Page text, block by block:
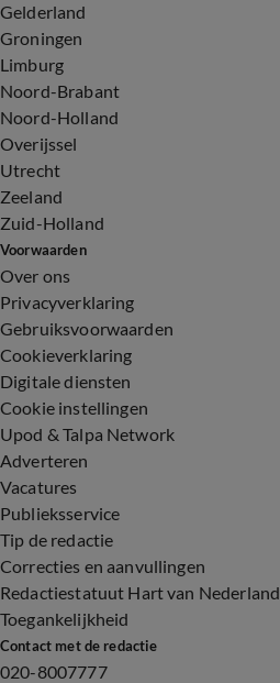
Gelderland
Groningen
Limburg
Noord-Brabant
Noord-Holland
Overijssel
Utrecht
Zeeland
Zuid-Holland
Voorwaarden
Over ons
Privacyverklaring
Gebruiksvoorwaarden
Cookieverklaring
Digitale diensten
Cookie instellingen
Upod & Talpa Network
Adverteren
Vacatures
Publieksservice
Tip de redactie
Correcties en aanvullingen
Redactiestatuut Hart van Nederland
Toegankelijkheid
Contact met de redactie
020-8007777